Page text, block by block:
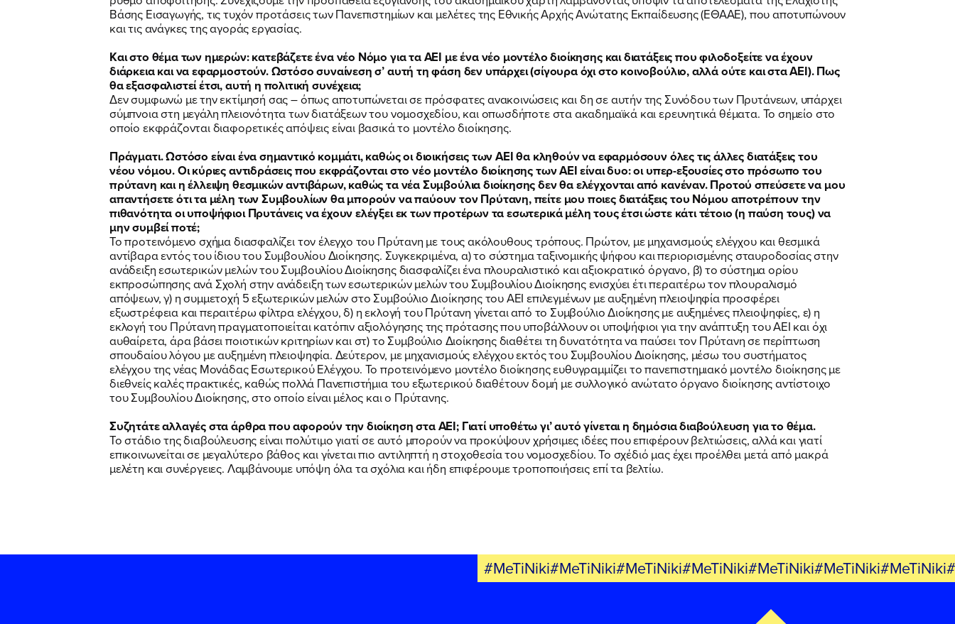
Βάσης Εισαγωγής, τις τυχόν προτάσεις των Πανεπιστημίων και μελέτες της Εθνικής Αρχής Ανώτατης Εκπαίδευσης (ΕΘΑΑΕ), που αποτυπώνουν
και τις ανάγκες της αγοράς εργασίας.
Και στο θέμα των ημερών: κατεβάζετε ένα νέο Νόμο για τα ΑΕΙ με ένα νέο μοντέλο διοίκησης και διατάξεις που φιλοδοξείτε να έχουν
διάρκεια και να εφαρμοστούν. Ωστόσο συναίνεση σ’ αυτή τη φάση δεν υπάρχει (σίγουρα όχι στο κοινοβούλιο, αλλά ούτε και στα ΑΕΙ). Πως
θα εξασφαλιστεί έτσι, αυτή η πολιτική συνέχεια;
Δεν συμφωνώ με την εκτίμησή σας – όπως αποτυπώνεται σε πρόσφατες ανακοινώσεις και δη σε αυτήν της Συνόδου των Πρυτάνεων, υπάρχει
σύμπνοια στη μεγάλη πλειονότητα των διατάξεων του νομοσχεδίου, και οπωσδήποτε στα ακαδημαϊκά και ερευνητικά θέματα. Το σημείο στο
οποίο εκφράζονται διαφορετικές απόψεις είναι βασικά το μοντέλο διοίκησης.
Πράγματι. Ωστόσο είναι ένα σημαντικό κομμάτι, καθώς οι διοικήσεις των ΑΕΙ θα κληθούν να εφαρμόσουν όλες τις άλλες διατάξεις του
νέου νόμου. Οι κύριες αντιδράσεις που εκφράζονται στο νέο μοντέλο διοίκησης των ΑΕΙ είναι δυο: οι υπερ-εξουσίες στο πρόσωπο του
πρύτανη και η έλλειψη θεσμικών αντιβάρων, καθώς τα νέα Συμβούλια διοίκησης δεν θα ελέγχονται από κανέναν. Προτού σπεύσετε να μου
απαντήσετε ότι τα μέλη των Συμβουλίων θα μπορούν να παύουν τον Πρύτανη, πείτε μου ποιες διατάξεις του Νόμου αποτρέπουν την
πιθανότητα οι υποψήφιοι Πρυτάνεις να έχουν ελέγξει εκ των προτέρων τα εσωτερικά μέλη τους έτσι ώστε κάτι τέτοιο (η παύση τους) να
μην συμβεί ποτέ;
Το προτεινόμενο σχήμα διασφαλίζει τον έλεγχο του Πρύτανη με τους ακόλουθους τρόπους. Πρώτον, με μηχανισμούς ελέγχου και θεσμικά
αντίβαρα εντός του ίδιου του Συμβουλίου Διοίκησης. Συγκεκριμένα, α) το σύστημα ταξινομικής ψήφου και περιορισμένης σταυροδοσίας στην
ανάδειξη εσωτερικών μελών του Συμβουλίου Διοίκησης διασφαλίζει ένα πλουραλιστικό και αξιοκρατικό όργανο, β) το σύστημα ορίου
εκπροσώπησης ανά Σχολή στην ανάδειξη των εσωτερικών μελών του Συμβουλίου Διοίκησης ενισχύει έτι περαιτέρω τον πλουραλισμό
απόψεων, γ) η συμμετοχή 5 εξωτερικών μελών στο Συμβούλιο Διοίκησης του ΑΕΙ επιλεγμένων με αυξημένη πλειοψηφία προσφέρει
εξωστρέφεια και περαιτέρω φίλτρα ελέγχου, δ) η εκλογή του Πρύτανη γίνεται από το Συμβούλιο Διοίκησης με αυξημένες πλειοψηφίες, ε) η
εκλογή του Πρύτανη πραγματοποιείται κατόπιν αξιολόγησης της πρότασης που υποβάλλουν οι υποψήφιοι για την ανάπτυξη του ΑΕΙ και όχι
αυθαίρετα, άρα βάσει ποιοτικών κριτηρίων και στ) το Συμβούλιο Διοίκησης διαθέτει τη δυνατότητα να παύσει τον Πρύτανη σε περίπτωση
σπουδαίου λόγου με αυξημένη πλειοψηφία. Δεύτερον, με μηχανισμούς ελέγχου εκτός του Συμβουλίου Διοίκησης, μέσω του συστήματος
ελέγχου της νέας Μονάδας Εσωτερικού Ελέγχου. Το προτεινόμενο μοντέλο διοίκησης ευθυγραμμίζει το πανεπιστημιακό μοντέλο διοίκησης με
διεθνείς καλές πρακτικές, καθώς πολλά Πανεπιστήμια του εξωτερικού διαθέτουν δομή με συλλογικό ανώτατο όργανο διοίκησης αντίστοιχο
του Συμβουλίου Διοίκησης, στο οποίο είναι μέλος και ο Πρύτανης.
Συζητάτε αλλαγές στα άρθρα που αφορούν την διοίκηση στα ΑΕΙ; Γιατί υποθέτω γι’ αυτό γίνεται η δημόσια διαβούλευση για το θέμα.
Το στάδιο της διαβούλευσης είναι πολύτιμο γιατί σε αυτό μπορούν να προκύψουν χρήσιμες ιδέες που επιφέρουν βελτιώσεις, αλλά και γιατί
επικοινωνείται σε μεγαλύτερο βάθος και γίνεται πιο αντιληπτή η στοχοθεσία του νομοσχεδίου. Το σχέδιό μας έχει προέλθει μετά από μακρά
μελέτη και συνέργειες. Λαμβάνουμε υπόψη όλα τα σχόλια και ήδη επιφέρουμε τροποποιήσεις επί τα βελτίω.